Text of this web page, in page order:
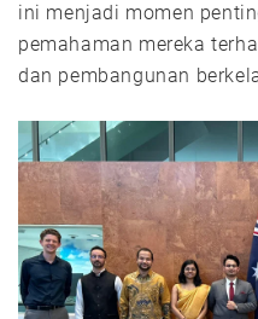
ini menjadi momen
pemahaman mereka
dan pembangunan